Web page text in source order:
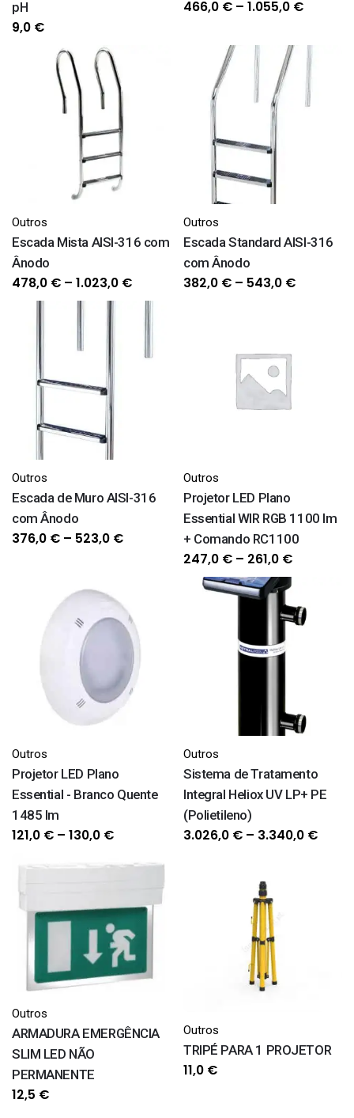
pH
9,0 €
466,0 € – 1.055,0 €Price
466,0 €
through
Outros
Escada Mista AISI-316 com
Ânodo
478,0 € – 1.023,0 €Price
range:
478,0 €
1.023,0 €
Outros
Escada Standard AISI-316
com Ânodo
382,0 € – 543,0 €Price
Outros
Escada de Muro AISI-316
com Ânodo
376,0 € – 523,0 €Price
523,0 €
Outros
Projetor LED Plano
Essential WIR RGB 1100 lm
+ Comando RC1100
247,0 € – 261,0 €Price
through
Outros
Projetor LED Plano
Essential - Branco Quente
1485 lm
121,0 € – 130,0 €Price
through
130,0 €
Outros
Sistema de Tratamento
Integral Heliox UV LP+ PE
(Polietileno)
3.026,0 € – 3.340,0 €Price
Outros
ARMADURA EMERGÊNCIA
SLIM LED NÃO
PERMANENTE
12,5 €
Outros
TRIPÉ PARA 1 PROJETOR
11,0 €